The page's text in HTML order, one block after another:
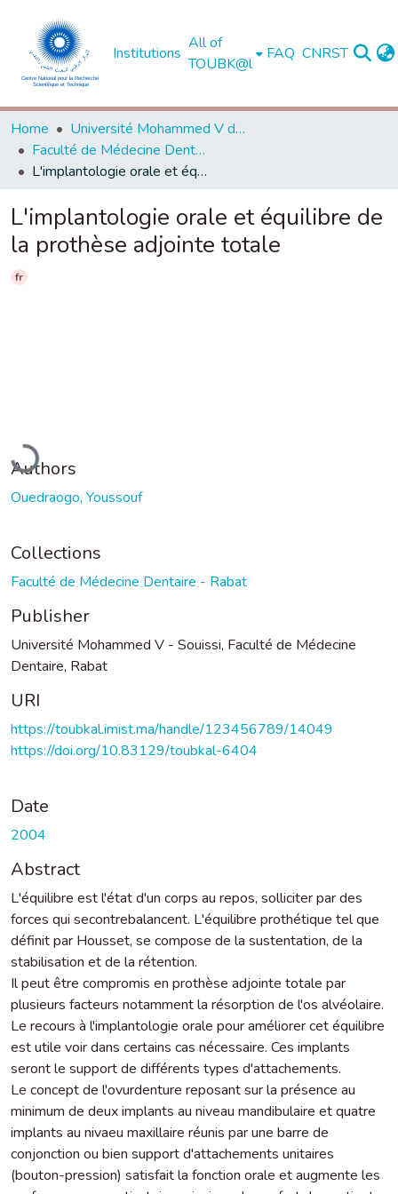
Institutions
All of
TOUBK@l
FAQ CNRST
Home
Université Mohammed V de Rabat
Faculté de Médecine Dentaire - Rabat
L'implantologie orale et équilibre de la prothèse adjointe totale
L'implantologie orale et équilibre de
la prothèse adjointe totale
fr
Loading...
Authors
Ouedraogo, Youssouf
Collections
Faculté de Médecine Dentaire - Rabat
Publisher
Université Mohammed V - Souissi, Faculté de Médecine
Dentaire, Rabat
URI
https://toubkal.imist.ma/handle/123456789/14049
https://doi.org/10.83129/toubkal-6404
Date
2004
Abstract
L'équilibre est l'état d'un corps au repos, solliciter par des
forces qui secontrebalancent. L'équilibre prothétique tel que
définit par Housset, se compose de la sustentation, de la
stabilisation et de la rétention.
Il peut être compromis en prothèse adjointe totale par
plusieurs facteurs notamment la résorption de l'os alvéolaire.
Le recours à l'implantologie orale pour améliorer cet équilibre
est utile voir dans certains cas nécessaire. Ces implants
seront le support de différents types d'attachements.
Le concept de l'ovurdenture reposant sur la présence au
minimum de deux implants au niveau mandibulaire et quatre
implants au nivaeu maxillaire réunis par une barre de
conjonction ou bien support d'attachements unitaires
(bouton-pression) satisfait la fonction orale et augmente les